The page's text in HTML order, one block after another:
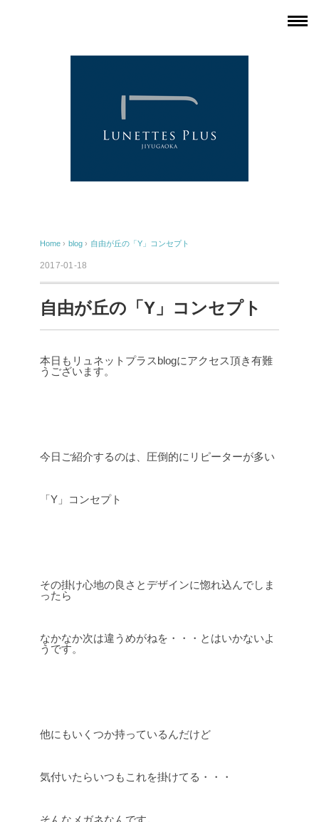
Home › blog › 自由が丘の「Y」コンセプト
2017-01-18
自由が丘の「Y」コンセプト
本日もリュネットプラスblogにアクセス頂き有難
うございます。
今日ご紹介するのは、圧倒的にリピーターが多い
「Y」コンセプト
その掛け心地の良さとデザインに惚れ込んでしま
ったら
なかなか次は違うめがねを・・・とはいかないよ
うです。
他にもいくつか持っているんだけど
気付いたらいつもこれを掛けてる・・・
そんなメガネなんです。